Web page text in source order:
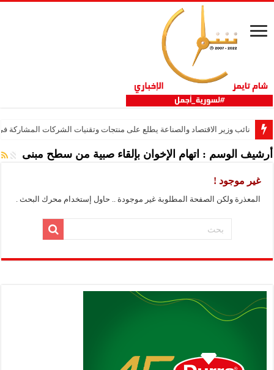
نائب وزير الاقتصاد والصناعة يطلع على منتجات وتقنيات الشركات المشاركة في
أرشيف الوسم : اتهام الإخوان بإلقاء صبية من سطح مبنى
غير موجود !
المعذرة ولكن الصفحة المطلوبة غير موجودة .. حاول إستخدام محرك البحث .